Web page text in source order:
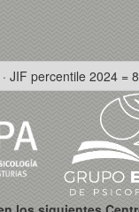
JIF percentile 2024 =